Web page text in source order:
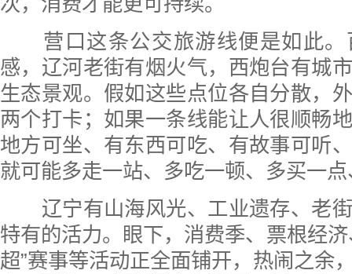
营口这条公交旅游线便是如此。
感，辽河老街有烟火气，西炮台有城
生态景观。假如这些点位各自分散，
两个打卡；如果一条线能让人很顺畅
地方可坐、有东西可吃、有故事可听
就可能多走一站、多吃一顿、多买一
辽宁有山海风光、工业遗存、老街
特有的活力。眼下，消费季、票根经
超”赛事等活动正全面铺开，热闹之余